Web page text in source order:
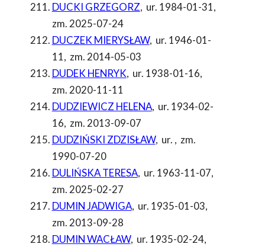
DUCKI GRZEGORZ, ur. 1984-01-31,
zm. 2025-07-24
DUCZEK MIERYSŁAW, ur. 1946-01-
11, zm. 2014-05-03
DUDEK HENRYK, ur. 1938-01-16,
zm. 2020-11-11
DUDZIEWICZ HELENA, ur. 1934-02-
16, zm. 2013-09-07
DUDZIŃSKI ZDZISŁAW, ur. , zm.
1990-07-20
DULIŃSKA TERESA, ur. 1963-11-07,
zm. 2025-02-27
DUMIN JADWIGA, ur. 1935-01-03,
zm. 2013-09-28
DUMIN WACŁAW, ur. 1935-02-24,